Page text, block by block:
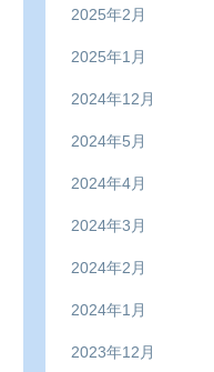
2025年2月
2025年1月
2024年12月
2024年5月
2024年4月
2024年3月
2024年2月
2024年1月
2023年12月